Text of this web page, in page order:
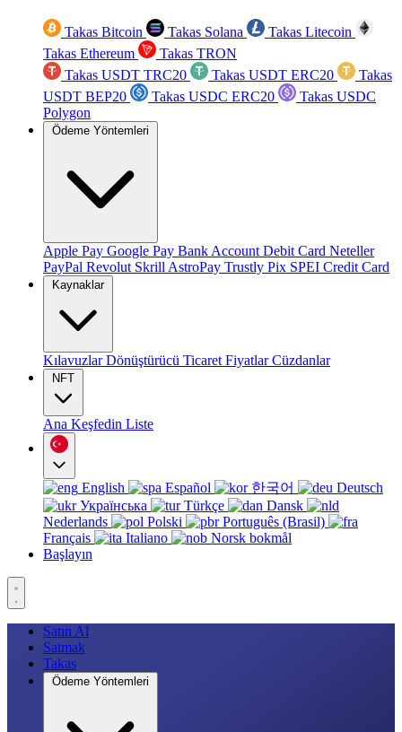
Takas Bitcoin Takas Solana
Takas Litecoin
Takas Ethereum
Takas TRON
Takas USDT TRC20
Takas USDT ERC20
Takas
USDT BEP20
Takas USDC ERC20
Takas USDC
Polygon
Ödeme Yöntemleri
Apple Pay Google Pay Bank Account Debit Card Neteller
PayPal Revolut Skrill AstroPay Trustly Pix SPEI Credit Card
Kaynaklar
KılavuzlarDönüştürücü Ticaret FiyatlarCüzdanlar
NFT
Ana Keşfedin Liste
English Español 한국어
Deutsch
Українська
Türkçe
Dansk
Nederlands
Polski
Português (Brasil)
Français
Italiano
Norsk bokmål
Başlayın
Satın Al
Satmak
Takas
Ödeme Yöntemleri